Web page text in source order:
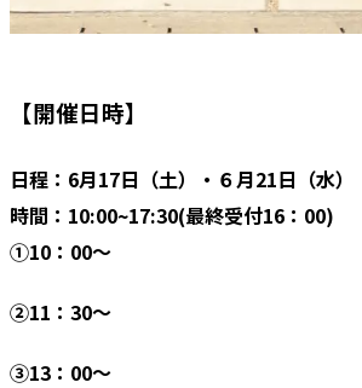
【開催日時】
日程： 6月17日（土）・６月21日（水）
時間：10:00~17:30(最終受付16：00)
①10：00〜
②11：30〜
③13：00〜